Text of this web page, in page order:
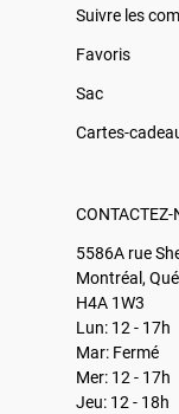
Suivre les
Favoris
Sac
Cartes-
CONTACTEZ-
5586A rue
Montréal,
H4A 1W3
Lun: 12 - 17h
Mar: Fermé
Mer: 12 - 17h
Jeu: 12 - 18h